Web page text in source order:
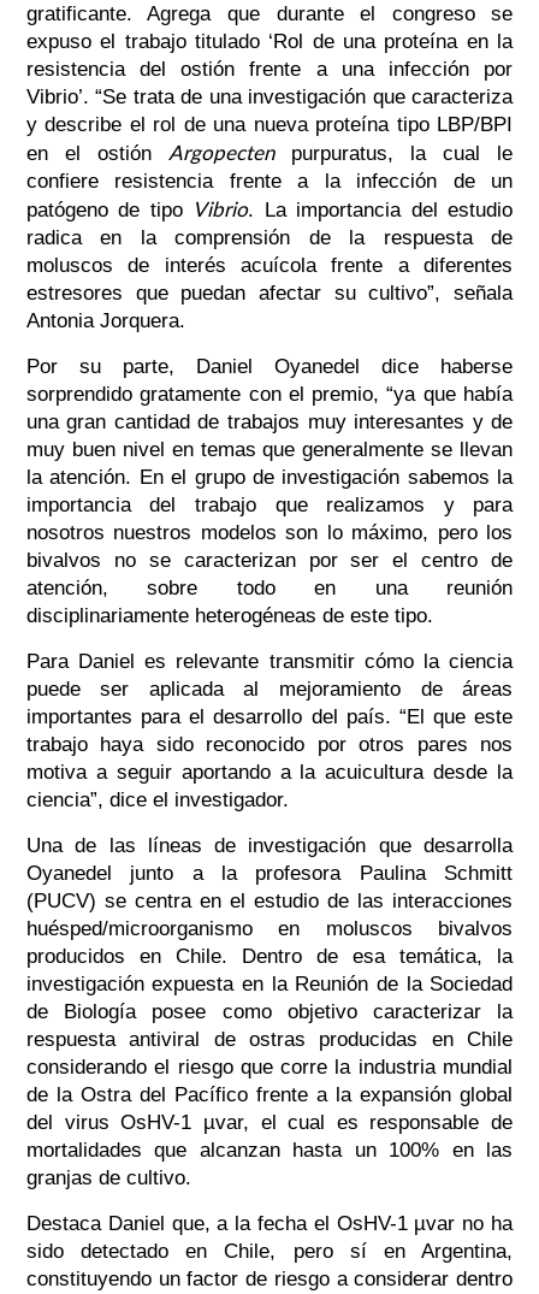
gratificante. Agrega que durante el congreso se
expuso el trabajo titulado ‘Rol de una proteína en la
resistencia del ostión frente a una infección por
Vibrio’. “Se trata de una investigación que caracteriza
y describe el rol de una nueva proteína tipo LBP/BPI
en el ostión Argopectenpurpuratus, la cual le
confiere resistencia frente a la infección de un
patógeno de tipo Vibrio. La importancia del estudio
radica en la comprensión de la respuesta de
moluscos de interés acuícola frente a diferentes
estresores que puedan afectar su cultivo”, señala
Antonia Jorquera.
Por su parte, Daniel Oyanedel dice haberse
sorprendido gratamente con el premio, “ya que había
una gran cantidad de trabajos muy interesantes y de
muy buen nivel en temas que generalmente se llevan
la atención. En el grupo de investigación sabemos la
importancia del trabajo que realizamos y para
nosotros nuestros modelos son lo máximo, pero los
bivalvos no se caracterizan por ser el centro de
atención, sobre todo en una reunión
disciplinariamente heterogéneas de este tipo.
Para Daniel es relevante transmitir cómo la ciencia
puede ser aplicada al mejoramiento de áreas
importantes para el desarrollo del país. “El que este
trabajo haya sido reconocido por otros pares nos
motiva a seguir aportando a la acuicultura desde la
ciencia”, dice el investigador.
Una de las líneas de investigación que desarrolla
Oyanedel junto a la profesora Paulina Schmitt
(PUCV) se centra en el estudio de las interacciones
huésped/microorganismo en moluscos bivalvos
producidos en Chile. Dentro de esa temática, la
investigación expuesta en la Reunión de la Sociedad
de Biología posee como objetivo caracterizar la
respuesta antiviral de ostras producidas en Chile
considerando el riesgo que corre la industria mundial
de la Ostra del Pacífico frente a la expansión global
del virus OsHV-1 µvar, el cual es responsable de
mortalidades que alcanzan hasta un 100% en las
granjas de cultivo.
Destaca Daniel que, a la fecha el OsHV-1 µvar no ha
sido detectado en Chile, pero sí en Argentina,
constituyendo un factor de riesgo a considerar dentro